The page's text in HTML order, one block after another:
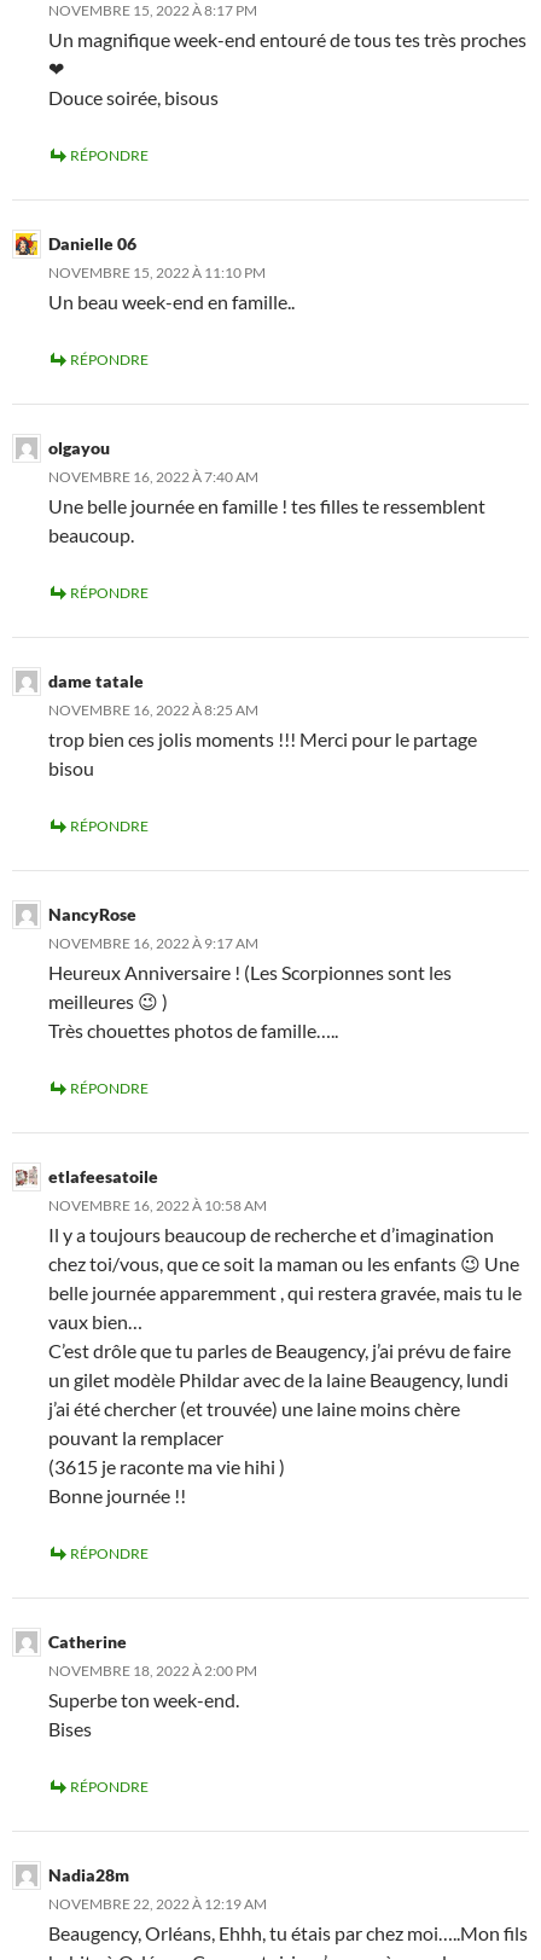
NOVEMBRE 15, 2022 À 8:17 PM
Un magnifique week-end entouré de tous tes très proches
❤
Douce soirée, bisous
RÉPONDRE
Danielle 06
NOVEMBRE 15, 2022 À 11:10 PM
Un beau week-end en famille..
RÉPONDRE
olgayou
NOVEMBRE 16, 2022 À 7:40 AM
Une belle journée en famille ! tes filles te ressemblent
beaucoup.
RÉPONDRE
dame tatale
NOVEMBRE 16, 2022 À 8:25 AM
trop bien ces jolis moments !!! Merci pour le partage
bisou
RÉPONDRE
NancyRose
NOVEMBRE 16, 2022 À 9:17 AM
Heureux Anniversaire ! (Les Scorpionnes sont les
meilleures 😉 )
Très chouettes photos de famille…..
RÉPONDRE
etlafeesatoile
NOVEMBRE 16, 2022 À 10:58 AM
Il y a toujours beaucoup de recherche et d’imagination
chez toi/vous, que ce soit la maman ou les enfants 😉 Une
belle journée apparemment , qui restera gravée, mais tu le
vaux bien…
C’est drôle que tu parles de Beaugency, j’ai prévu de faire
un gilet modèle Phildar avec de la laine Beaugency, lundi
j’ai été chercher (et trouvée) une laine moins chère
pouvant la remplacer
(3615 je raconte ma vie hihi )
Bonne journée !!
RÉPONDRE
Catherine
NOVEMBRE 18, 2022 À 2:00 PM
Superbe ton week-end.
Bises
RÉPONDRE
Nadia28m
NOVEMBRE 22, 2022 À 12:19 AM
Beaugency, Orléans, Ehhh, tu étais par chez moi…..Mon fils